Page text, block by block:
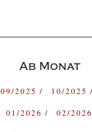
Ab Monat
09/2025 10/2025
01/2026 02/2026